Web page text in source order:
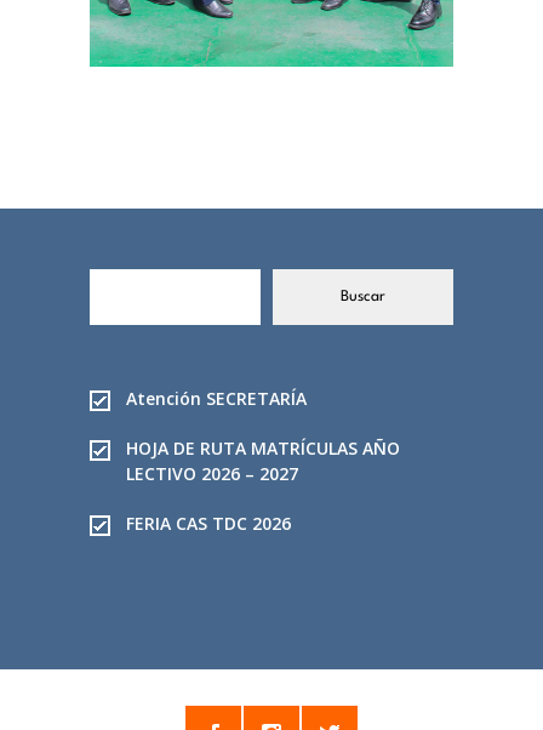
s
r
Buscar
Atención SECRETARÍA
HOJA DE RUTA MATRÍCULAS AÑO
LECTIVO 2026 – 2027
FERIA CAS TDC 2026